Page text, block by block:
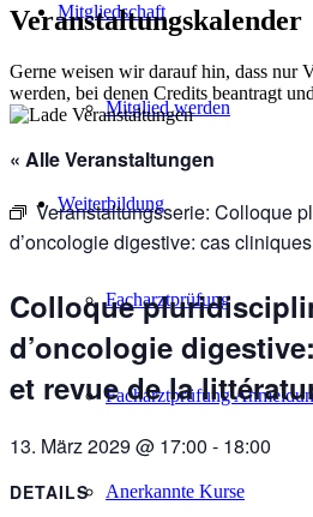
Mitgliedschaft
Mitglied werden
Weiterbildung
Facharztprüfung
Facharztprüfung
Anerkannte Kurse
Veranstaltungskalender
Gerne weisen wir darauf hin, dass nur
werden, bei denen Credits beantragt
« Alle Veranstaltungen
Veranstaltungsserie: Colloque
d’oncologie digestive: cas
Colloque
d’oncologie
et revue de la
13. März 2029 @ 17:00 - 18:00
DETAILS